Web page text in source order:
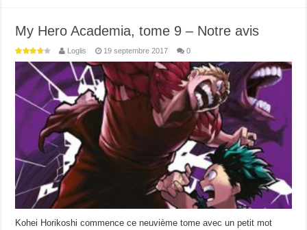
My Hero Academia, tome 9 – Notre avis
Loglis 19 septembre 2017 0
Kohei Horikoshi commence ce neuvième tome avec un petit mot